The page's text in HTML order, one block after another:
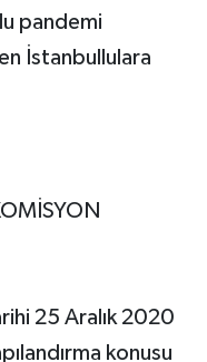
pandemi
İstanbullulara
25 Aralık 2020
konusu